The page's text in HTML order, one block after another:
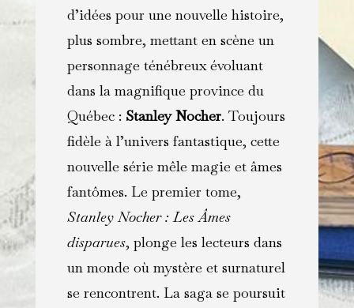
d’idées pour une nouvelle histoire,
plus sombre, mettant en scène un
personnage ténébreux évoluant
dans la magnifique province du
Québec : Stanley Nocher. Toujours
fidèle à l’univers fantastique, cette
nouvelle série mêle magie et âmes
fantômes. Le premier tome,
Stanley Nocher : Les Âmes
disparues, plonge les lecteurs dans
un monde où mystère et surnaturel
se rencontrent. La saga se poursuit